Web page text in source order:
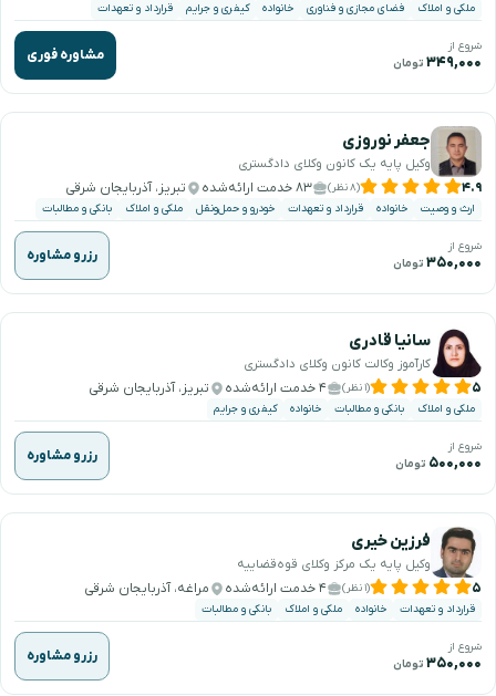
ملکی و املاک فضای مجازی و فناوری خانواده کیفری و جرایم قرارداد و تعهدات
شروع از
۳۴۹,۰۰۰ تومان مشاوره فوری
جعفر نوروزی
وکیل پایه یک کانون وکلای دادگستری
۴.۹ (۸ نظر) ۸۳ خدمت ارائه‌شده تبریز، آذربایجان شرقی
ارث و وصیت خانواده قرارداد و تعهدات خودرو و حمل‌ونقل ملکی و املاک بانکی و مطالبات
شروع از
۳۵۰,۰۰۰ تومان رزرو مشاوره
سانیا قادری
کارآموز وکالت کانون وکلای دادگستری
۵ (۱ نظر) ۴ خدمت ارائه‌شده تبریز، آذربایجان شرقی
ملکی و املاک بانکی و مطالبات خانواده کیفری و جرایم
شروع از
۵۰۰,۰۰۰ تومان رزرو مشاوره
فرزین خیری
وکیل پایه یک مرکز وکلای قوه‌قضاییه
۵ (۱ نظر) ۴ خدمت ارائه‌شده مراغه، آذربایجان شرقی
قرارداد و تعهدات خانواده ملکی و املاک بانکی و مطالبات
شروع از
۳۵۰,۰۰۰ تومان رزرو مشاوره